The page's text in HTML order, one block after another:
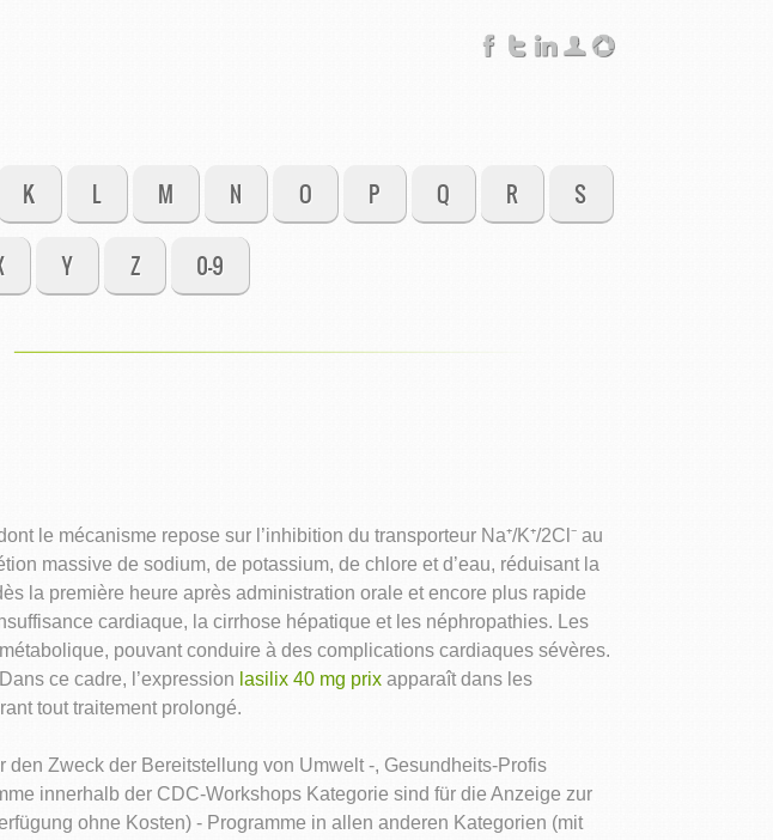
K L M N O P Q R S
Y Z 0-9
le mécanisme repose sur l’inhibition du transporteur Na⁺/K⁺/2Cl⁻ au
massive de sodium, de potassium, de chlore et d’eau, réduisant la
la première heure après administration orale et encore plus rapide
cardiaque, la cirrhose hépatique et les néphropathies. Les
pouvant conduire à des complications cardiaques sévères.
ce cadre, l’expression lasilix 40 mg prix apparaît dans les
tout traitement prolongé.
Zweck der Bereitstellung von Umwelt -, Gesundheits-Profis
innerhalb der CDC-Workshops Kategorie sind für die Anzeige zur
ohne Kosten) - Programme in allen anderen Kategorien (mit